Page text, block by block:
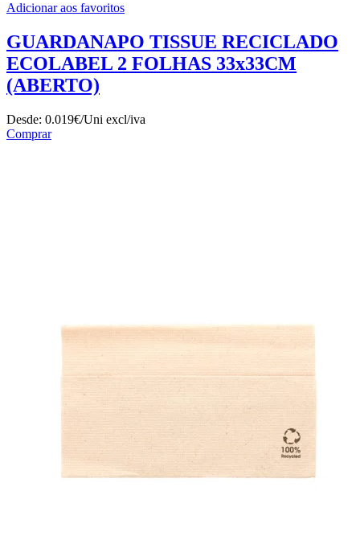
Adicionar aos favoritos
GUARDANAPO TISSUE RECICLADO
ECOLABEL 2 FOLHAS 33x33CM
(ABERTO)
Desde: 0.019€/Uni excl/iva
Comprar